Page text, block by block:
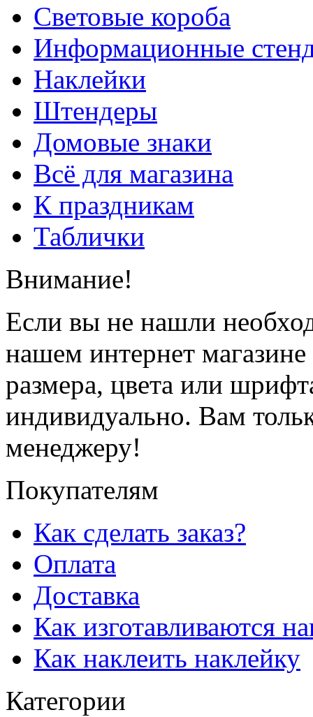
Световые короба
Информационные
Наклейки
Штендеры
Домовые знаки
Всё для магазина
К праздникам
Таблички
Внимание!
Если вы не нашли
нашем интернет
размера, цвета или
индивидуально. Вам
менеджеру!
Покупателям
Как сделать заказ?
Оплата
Доставка
Как изготавливаются
Как наклеить наклейку
Категории